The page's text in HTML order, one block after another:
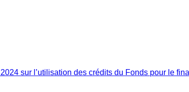
sur l’utilisation des crédits du Fonds pour le